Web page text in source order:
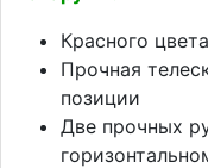
Красного
Прочная
позиции
Две прочных